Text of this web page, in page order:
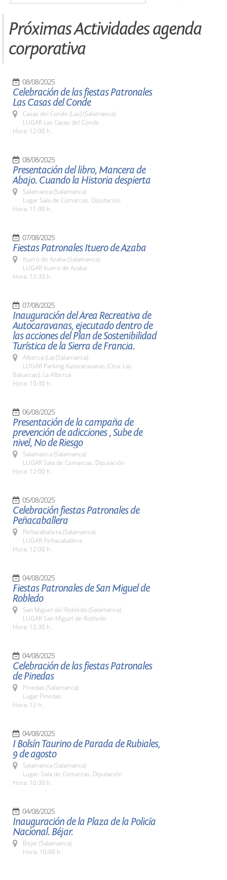
Próximas Actividades agenda
corporativa
08/08/2025
Celebración de las fiestas Patronales
Las Casas del Conde
Casas del Conde (Las) (Salamanca)
LUGAR Las Casas del Conde
Hora: 12:00 h.
08/08/2025
Presentación del libro, Mancera de
Abajo. Cuando la Historia despierta
Salamanca (Salamanca)
Lugar Sala de Comarcas. Diputación
Hora: 11:00 h.
07/08/2025
Fiestas Patronales Ituero de Azaba
Ituero de Azaba (Salamanca)
LUGAR Ituero de Azaba
Hora: 12:30 h.
07/08/2025
Inauguración del Área Recreativa de
Autocaravanas, ejecutado dentro de
las acciones del Plan de Sostenibilidad
Turística de la Sierra de Francia.
Alberca (La) (Salamanca)
LUGAR Parking Autocaravanas (Ctra. Las
Batuecas). La Alberca
Hora: 10:30 h.
06/08/2025
Presentación de la campaña de
prevención de adicciones , Sube de
nivel, No de Riesgo
Salamanca (Salamanca)
LUGAR Sala de Comarcas. Diputación
Hora: 12:00 h.
05/08/2025
Celebración fiestas Patronales de
Peñacaballera
Peñacaballera (Salamanca)
LUGAR Peñacaballera
Hora: 12:00 h.
04/08/2025
Fiestas Patronales de San Miguel de
Robledo
San Miguel del Robledo (Salamanca)
LUGAR San Miguel de Robledo
Hora: 12:30 h.
04/08/2025
Celebración de las fiestas Patronales
de Pinedas
Pinedas (Salamanca)
Lugar Pinedas
Hora: 12 h.
04/08/2025
I Bolsín Taurino de Parada de Rubiales,
9 de agosto
Salamanca (Salamanca)
Lugar: Sala de Comarcas. Diputación
Hora: 10:30 h.
04/08/2025
Inauguración de la Plaza de la Policía
Nacional. Béjar.
Béjar (Salamanca)
Hora: 10:00 h.